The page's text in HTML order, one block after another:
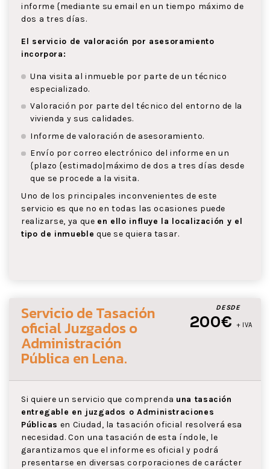
informe {mediante su email en un tiempo máximo de
dos a tres días.
El servicio de valoración por asesoramiento
incorpora:
Una visita al inmueble por parte de un técnico
especializado.
Valoración por parte del técnico del entorno de la
vivienda y sus calidades.
Informe de valoración de asesoramiento.
Envío por correo electrónico del informe en un
{plazo {estimado|máximo de dos a tres días desde
que se procede a la visita.
Uno de los principales inconvenientes de este
servicio es que no en todas las ocasiones puede
realizarse, ya que en ello influye la localización y el
tipo de inmueble que se quiera tasar.
DESDE
200€ + IVA
Servicio de Tasación
oficial Juzgados o
Administración
Pública en Lena.
Si quiere un servicio que comprenda una tasación
entregable en juzgados o Administraciones
Públicas en Ciudad, la tasación oficial resolverá esa
necesidad. Con una tasación de esta índole, le
garantizamos que el informe es oficial y podrá
presentarse en diversas corporaciones de carácter